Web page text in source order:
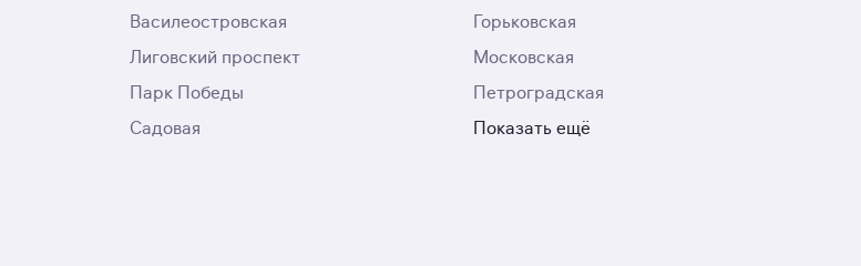
Василеостровская
Горьковская
Лиговский проспект
Московская
Парк Победы
Петроградская
Садовая Показать ещё